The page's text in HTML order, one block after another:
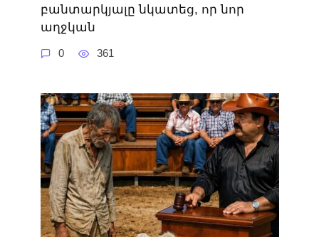
բանտարկյալը նկատեց, որ նոր
աղջկան
0 361